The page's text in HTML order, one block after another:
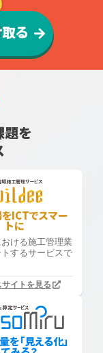
る
を
ICTでスマー
トに
ける施工管理業
するサービスで
イトを見る
を「見える化」